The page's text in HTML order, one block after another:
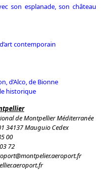
son esplanade, son château
contemporain
d’Alco, de Bionne
historique
de Montpellier Méditerranée
34137 Mauguio Cedex
00
72